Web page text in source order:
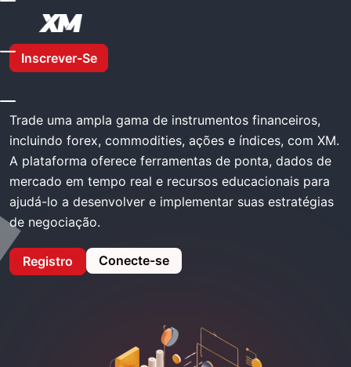
Inscrever-Se
XM Negociação
XM Negociação
Trade uma ampla gama de instrumentos financeiros,
incluindo forex, commodities, ações e índices, com XM.
A plataforma oferece ferramentas de ponta, dados de
mercado em tempo real e recursos educacionais para
ajudá-lo a desenvolver e implementar suas estratégias
de negociação.
Registro Conecte-se